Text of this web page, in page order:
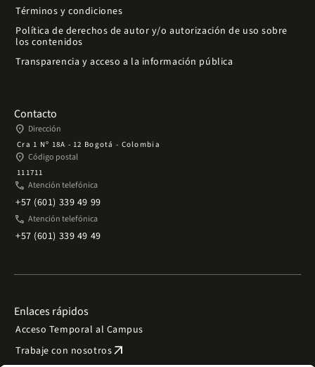
Términos y condiciones
Política de derechos de autor y/o autorización de uso sobre
los contenidos
Transparencia y acceso a la información pública
Contacto
place Dirección
Cra 1 Nº 18A - 12 Bogotá - Colombia
place Código postal
111711
phone Atención telefónica
+57 (601) 339 49 99
phone Atención telefónica
+57 (601) 339 49 49
Enlaces rápidos
Acceso Temporal al Campus
Trabaje con nosotrosarrow_outward